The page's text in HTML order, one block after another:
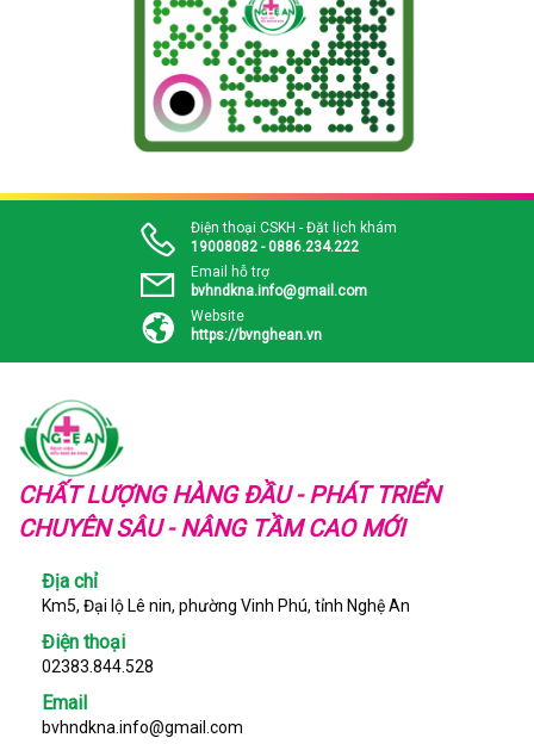
Điện thoại CSKH - Đặt lịch khám
19008082 - 0886.234.222
Email hỗ trợ
bvhndkna.info@gmail.com
Website
https://bvnghean.vn
CHẤT LƯỢNG HÀNG ĐẦU - PHÁT TRIỂN
CHUYÊN SÂU - NÂNG TẦM CAO MỚI
Địa chỉ
Km5, Đại lộ Lê nin, phường Vinh Phú, tỉnh Nghệ An
Điện thoại
02383.844.528
Email
bvhndkna.info@gmail.com